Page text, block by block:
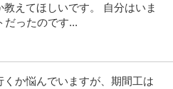
種】メディカル＞医療機器メーカー ※
えてほしいです。 自分はいま
だったのです...
か悩んでいますが、期間工は